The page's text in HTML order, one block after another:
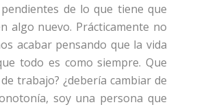
de lo que tiene que
algo nuevo. Prácticamente no
acabar pensando que la vida
todo es como siempre. Que
trabajo? ¿debería cambiar de
soy una persona que